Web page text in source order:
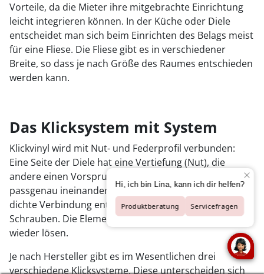
Vorteile, da die Mieter ihre mitgebrachte Einrichtung
leicht integrieren können. In der Küche oder Diele
entscheidet man sich beim Einrichten des Belags meist
für eine Fliese. Die Fliese gibt es in verschiedener
Breite, so dass je nach Größe des Raumes entschieden
werden kann.
Das Klicksystem mit System
Klickvinyl wird mit Nut- und Federprofil verbunden:
Eine Seite der Diele hat eine Vertiefung (Nut), die
andere einen Vorsprung (Feder). Beides wird
passgenau ineinandergesteckt, sodass eine feste und
dichte Verbindung entsteht – ganz ohne Kleben oder
Schrauben. Die Elemente lassen sich bei Bedarf auch
wieder lösen.
Je nach Hersteller gibt es im Wesentlichen drei
verschiedene Klicksysteme. Diese unterscheiden sich